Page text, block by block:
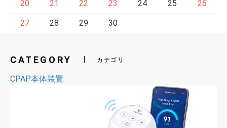
20 21 22 23 24 25 26
27 28 29 30
CATEGORY カテゴリ
CPAP本体装置